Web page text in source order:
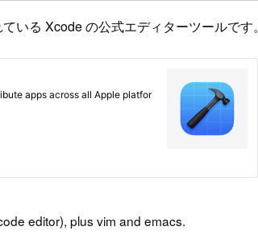
いる Xcode の公式エディターツールです。
editor), plus vim and emacs.